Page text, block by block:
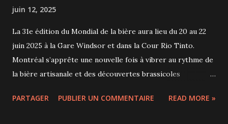
juin 12, 2025
La 31e édition du Mondial de la bière aura lieu du 20 au 22
juin 2025 à la Gare Windsor et dans la Cour Rio Tinto.
Montréal s’apprête une nouvelle fois à vibrer au rythme de
la bière artisanale et des découvertes brassicoles
reconnu comme le plus grand festival de bières
PARTAGER PUBLIER UN COMMENTAIRE READ MORE »